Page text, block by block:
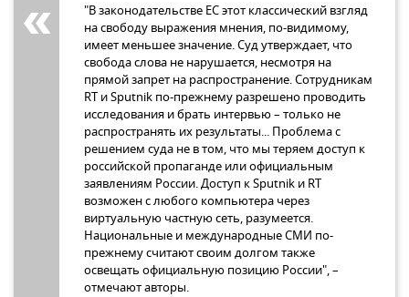
"В законодательстве ЕС этот классический взгляд
на свободу выражения мнения, по-видимому,
имеет меньшее значение. Суд утверждает, что
свобода слова не нарушается, несмотря на
прямой запрет на распространение. Сотрудникам
RT и Sputnik по-прежнему разрешено проводить
исследования и брать интервью – только не
распространять их результаты... Проблема с
решением суда не в том, что мы теряем доступ к
российской пропаганде или официальным
заявлениям России. Доступ к Sputnik и RT
возможен с любого компьютера через
виртуальную частную сеть, разумеется.
Национальные и международные СМИ по-
прежнему считают своим долгом также
освещать официальную позицию России", –
отмечают авторы.